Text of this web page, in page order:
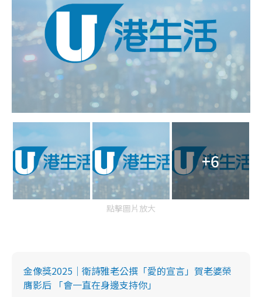
+6
點擊圖片放大
金像獎2025｜衛詩雅老公撰「愛的宣言」賀老婆榮
膺影后 「會一直在身邊支持你」